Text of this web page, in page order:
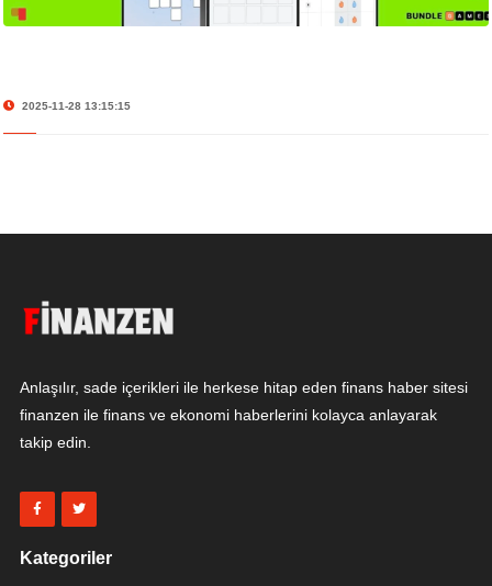
2025-11-28 13:15:15
Anlaşılır, sade içerikleri ile herkese hitap eden finans haber sitesi
finanzen ile finans ve ekonomi haberlerini kolayca anlayarak
takip edin.
Kategoriler